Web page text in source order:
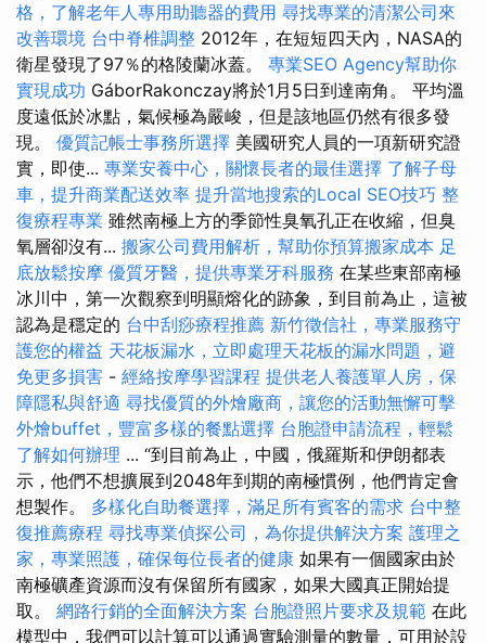
格，了解老年人專用助聽器的費用 尋找專業的清潔公司來
改善環境 台中脊椎調整 2012年，在短短四天內，NASA的
衛星發現了97％的格陵蘭冰蓋。 專業SEO Agency幫助你
實現成功 GáborRakonczay將於1月5日到達南角。 平均溫
度遠低於冰點，氣候極為嚴峻，但是該地區仍然有很多發
現。 優質記帳士事務所選擇 美國研究人員的一項新研究證
實，即使... 專業安養中心，關懷長者的最佳選擇 了解子母
車，提升商業配送效率 提升當地搜索的Local SEO技巧 整
復療程專業 雖然南極上方的季節性臭氧孔正在收縮，但臭
氧層卻沒有... 搬家公司費用解析，幫助你預算搬家成本 足
底放鬆按摩 優質牙醫，提供專業牙科服務 在某些東部南極
冰川中，第一次觀察到明顯熔化的跡象，到目前為止，這被
認為是穩定的 台中刮痧療程推薦 新竹徵信社，專業服務守
護您的權益 天花板漏水，立即處理天花板的漏水問題，避
免更多損害 - 經絡按摩學習課程 提供老人養護單人房，保
障隱私與舒適 尋找優質的外燴廠商，讓您的活動無懈可擊
外燴buffet，豐富多樣的餐點選擇 台胞證申請流程，輕鬆
了解如何辦理 ... “到目前為止，中國，俄羅斯和伊朗都表
示，他們不想擴展到2048年到期的南極慣例，他們肯定會
想製作。 多樣化自助餐選擇，滿足所有賓客的需求 台中整
復推薦療程 尋找專業偵探公司，為你提供解決方案 護理之
家，專業照護，確保每位長者的健康 如果有一個國家由於
南極礦產資源而沒有保留所有國家，如果大國真正開始提
取。 網路行銷的全面解決方案 台胞證照片要求及規範 在此
模型中，我們可以計算可以通過實驗測量的數量，可用於設